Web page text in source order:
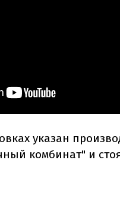
указан
комбинат" и